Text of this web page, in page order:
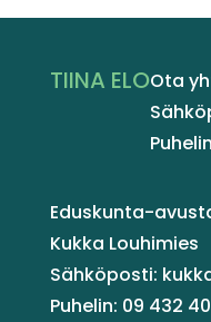
TIINA ELOOta
Eduskunta-
Kukka Louhimies
Sähköposti:
Puhelin: 09 432